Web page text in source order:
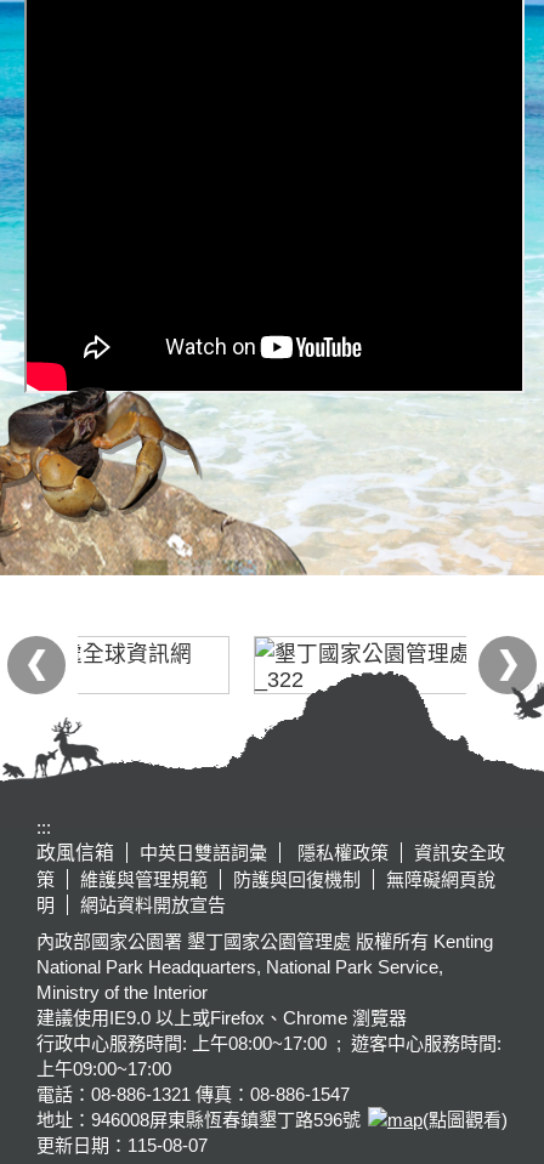
:::
政風信箱
中英日雙語詞彙 隱私權政策
資訊安全政
策
維護與管理規範 防護與回復機制
無障礙網頁說
明
網站資料開放宣告
內政部國家公園署 墾丁國家公園管理處 版權所有 Kenting
National Park Headquarters, National Park Service,
Ministry of the Interior
建議使用IE9.0 以上或Firefox、Chrome 瀏覽器
行政中心服務時間: 上午08:00~17:00 ; 遊客中心服務時間:
上午09:00~17:00
電話：08-886-1321 傳真：08-886-1547
地址：946008屏東縣恆春鎮墾丁路596號
(點圖觀看)
更新日期： 115-08-07